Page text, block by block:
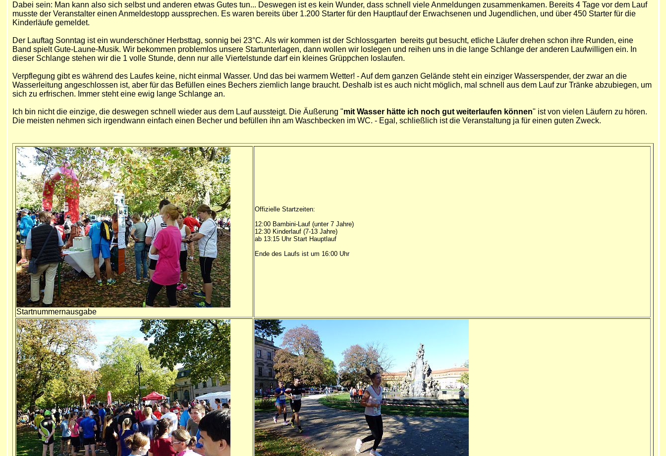
Dabei sein: Man kann also sich selbst und anderen etwas Gutes tun... Deswegen ist es kein Wunder, dass schnell viele Anmeldungen zusammenkamen. Bereits 4 Tage vor dem Lauf
musste der Veranstalter einen Anmeldestopp aussprechen. Es waren bereits über 1.200 Starter für den Hauptlauf der Erwachsenen und Jugendlichen, und über 450 Starter für die
Kinderläufe gemeldet.
Der Lauftag Sonntag ist ein wunderschöner Herbsttag, sonnig bei 23°C. Als wir kommen ist der Schlossgarten
bereits gut besucht, etliche Läufer drehen schon ihre Runden, eine
Band spielt Gute-Laune-Musik. Wir bekommen problemlos unsere Startunterlagen, dann wollen wir loslegen und reihen uns in die lange Schlange der anderen Laufwilligen ein. In
dieser Schlange stehen wir die 1 volle Stunde, denn nur alle Viertelstunde darf ein kleines Grüppchen loslaufen.
Verpflegung gibt es während des Laufes keine, nicht einmal Wasser. Und das bei warmem Wetter! - Auf dem ganzen Gelände steht ein einziger Wasserspender, der zwar an die
Wasserleitung angeschlossen ist, aber für das Befüllen eines Bechers ziemlich lange braucht. Deshalb ist es auch nicht möglich, mal schnell aus dem Lauf zur Tränke abzubiegen, um
sich zu erfrischen. Immer steht eine ewig lange Schlange an.
Ich bin nicht die einzige, die deswegen schnell wieder aus dem Lauf aussteigt. Die Äußerung "mit Wasser hätte ich noch gut weiterlaufen können" ist von vielen Läufern zu hören.
Die meisten nehmen sich irgendwann einfach einen Becher und befüllen ihn am Waschbecken im WC. - Egal, schließlich ist die Veranstaltung ja für einen guten Zweck.
Startnummernausgabe
Offizielle Startzeiten:
12:00 Bambini-Lauf (unter 7 Jahre)
12:30 Kinderlauf (7-13 Jahre)
ab 13:15 Uhr Start Hauptlauf
Ende des Laufs ist um 16:00 Uhr